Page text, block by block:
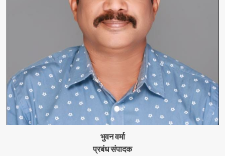
भुवन वर्मा
प्रबंध संपादक